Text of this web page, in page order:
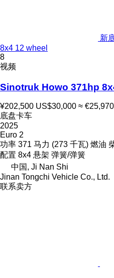
新
8x4 12 wheel
8
视频
Sinotruk Howo 371hp
¥202,500 US$30,000 ≈ €25,970
底盘卡车
2025
Euro 2
功率 371 马力 (273 千瓦) 燃油
配置 8x4 悬架 弹簧/弹簧
中国, Ji Nan Shi
Jinan Tongchi Vehicle Co., Ltd.
联系卖方